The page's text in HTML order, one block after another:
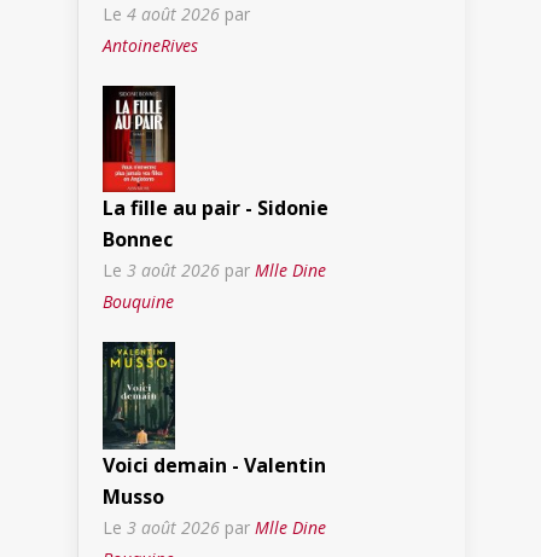
Le 4 août 2026 par
AntoineRives
La fille au pair - Sidonie
Bonnec
Le 3 août 2026 par Mlle Dine
Bouquine
Voici demain - Valentin
Musso
Le 3 août 2026 par Mlle Dine